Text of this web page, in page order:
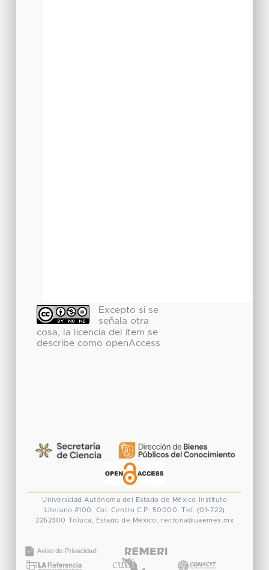
Excepto si se
señala otra
cosa, la licencia del ítem se
describe como openAccess
Universidad Autónoma del Estado de México
Instituto
Literario #100. Col. Centro C.P. 50000. Tel. (01-722)
2262300 Toluca, Estado de México. rectoria@uaemex.mx